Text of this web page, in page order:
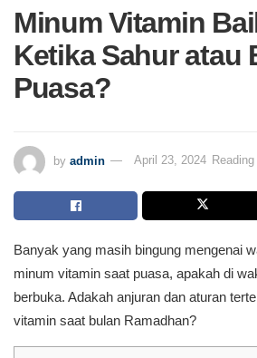
Minum Vitamin
Ketika Sahur atau
Puasa?
by admin April 23, 2024
Banyak yang masih bingung mengenai
minum vitamin saat puasa, apakah di
berbuka. Adakah anjuran dan aturan
vitamin saat bulan Ramadhan?